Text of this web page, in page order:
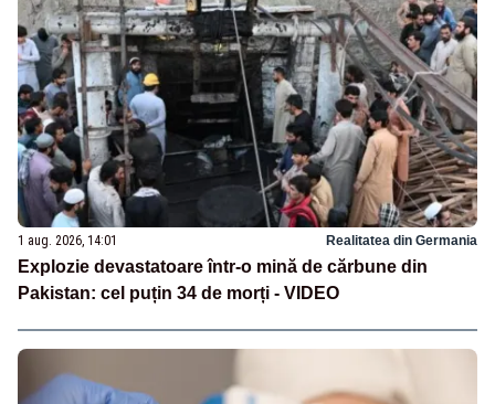
1 aug. 2026, 14:01 Realitatea din Germania
Explozie devastatoare într-o mină de cărbune din
Pakistan: cel puțin 34 de morți - VIDEO